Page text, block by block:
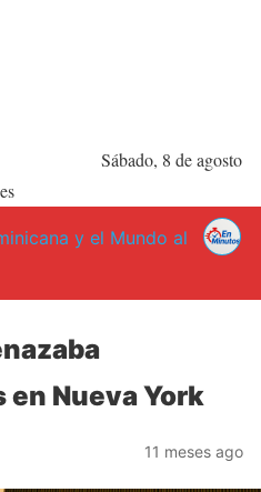
Sábado, 8 de agosto
y el Mundo al
Nueva York
11 meses ago